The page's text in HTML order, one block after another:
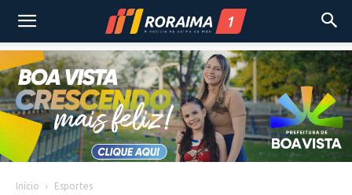
Início Esportes